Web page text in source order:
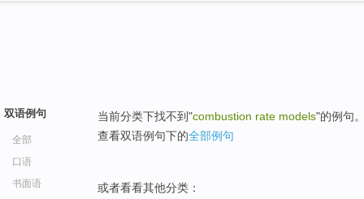
双语例句
全部
口语
书面语
当前分类下找不到"combustion rate models"的例句
查看双语例句下的全部例句
或者看看其他分类：